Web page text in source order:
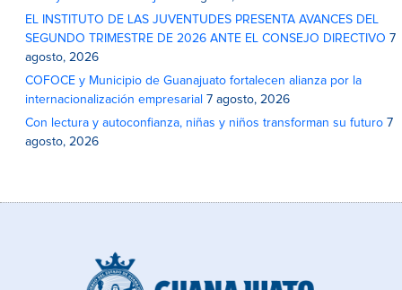
EL INSTITUTO DE LAS JUVENTUDES PRESENTA AVANCES DEL
SEGUNDO TRIMESTRE DE 2026 ANTE EL CONSEJO DIRECTIVO 7
agosto, 2026
COFOCE y Municipio de Guanajuato fortalecen alianza por la
internacionalización empresarial 7 agosto, 2026
Con lectura y autoconfianza, niñas y niños transforman su futuro 7
agosto, 2026